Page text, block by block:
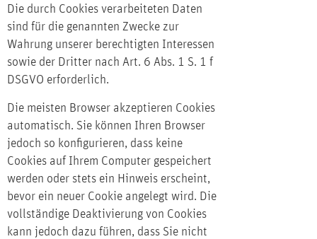
Die durch Cookies verarbeiteten Daten
sind für die genannten Zwecke zur
Wahrung unserer berechtigten Interessen
sowie der Dritter nach Art. 6 Abs. 1 S. 1 f
DSGVO erforderlich.
Die meisten Browser akzeptieren Cookies
automatisch. Sie können Ihren Browser
jedoch so konfigurieren, dass keine
Cookies auf Ihrem Computer gespeichert
werden oder stets ein Hinweis erscheint,
bevor ein neuer Cookie angelegt wird. Die
vollständige Deaktivierung von Cookies
kann jedoch dazu führen, dass Sie nicht